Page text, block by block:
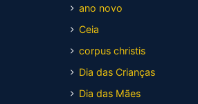
ano novo
Ceia
corpus christis
Dia das Crianças
Dia das Mães